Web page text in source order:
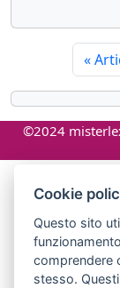
«
©2024
Cookie
Questo sito
comprendere
stesso.